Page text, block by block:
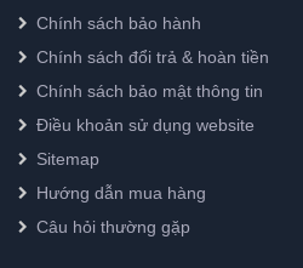
Chính sách bảo hành
Chính sách đổi trả & hoàn tiền
Chính sách bảo mật thông tin
Điều khoản sử dụng website
Sitemap
Hướng dẫn mua hàng
Câu hỏi thường gặp